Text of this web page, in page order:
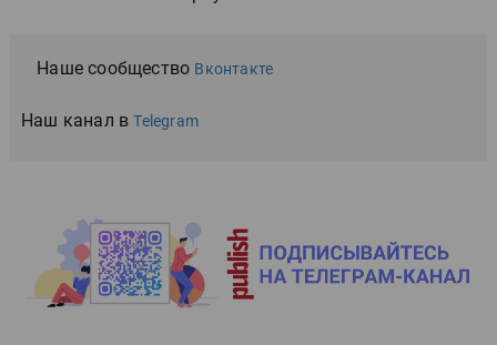
Наше сообщество Вконтакте
Наш канал вTelegram